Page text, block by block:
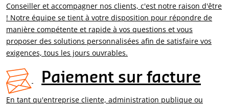
Conseiller et accompagner nos clients, c'est notre raison d'être
! Notre équipe se tient à votre disposition pour répondre de
manière compétente et rapide à vos questions et vous
proposer des solutions personnalisées afin de satisfaire vos
exigences, tous les jours ouvrables.
Paiement sur facture
En tant qu'entreprise cliente, administration publique ou